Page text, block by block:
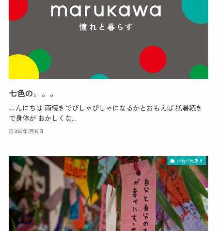
七色の。。。
こんにちは 雨続きでびしゃびしゃになるかとおもえば 猛暑続き
で身体が おかしくな...
2023年7月13日
つれづれ思う